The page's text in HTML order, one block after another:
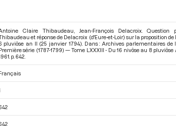
Claire Thibaudeau, Jean-François Delacroix. Question
et réponse de Delacroix (d'Eure-et-Loir) sur la proposition de
pluviôse an II (25 janvier 1794). Dans : Archives parlementaires
série (1787-1799) — Tome LXXXIII - Du 16 nivôse au 8
p. 642.